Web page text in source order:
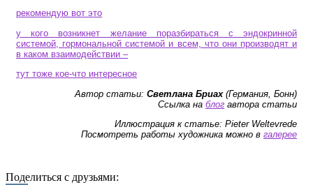
рекомендую вот это
у кого возникнет желание поразбираться с эндокринной
системой, гормональной системой и всем, что они производят и
в каком взаимодействии –
тут тоже кое-что интересное
Автор статьи: Светлана Бриах (Германия, Бонн)
Ссылка на блог автора статьи
Иллюстрация к статье: Pieter Weltevrede
Посмотреть работы художника можно в галерее
Поделиться с друзьями: